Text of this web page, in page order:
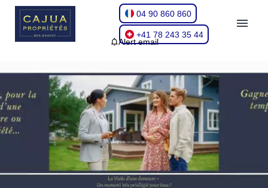
04 90 860 860
+41 78 243 35 44
Alert email